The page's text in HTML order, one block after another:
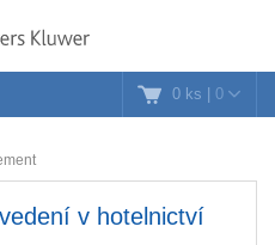
0 ks | 0
v hotelnictví